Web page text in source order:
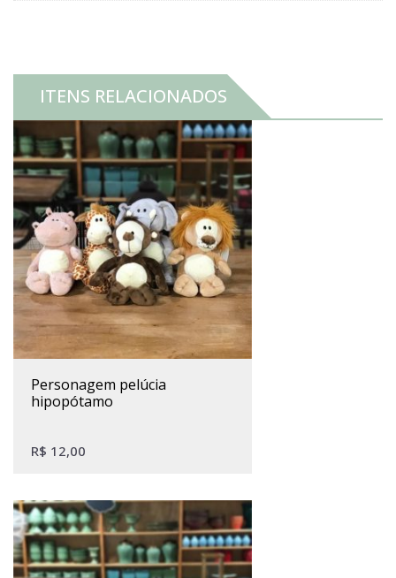
ITENS RELACIONADOS
personagem pelúcia
hipopótamo
R$ 12,00